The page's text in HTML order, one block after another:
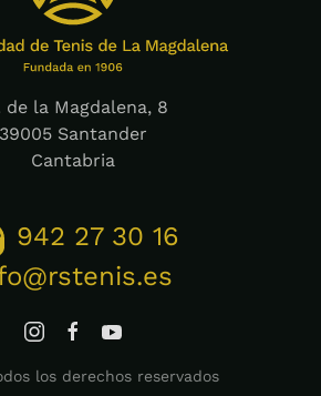
de la Magdalena, 8
39005 Santander
Cantabria
942 27 30 16
los derechos reservados